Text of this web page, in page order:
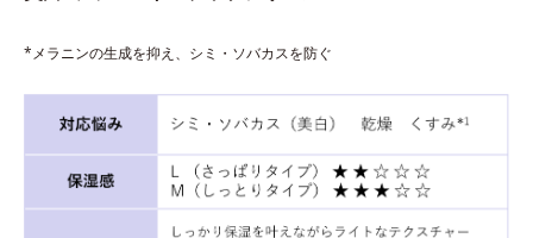
*メラニンの生成を抑え、シミ・ソバカスを防ぐ